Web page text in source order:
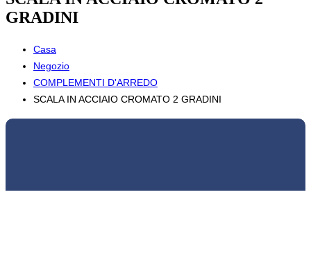
GRADINI
Casa
Negozio
COMPLEMENTI D'ARREDO
SCALA IN ACCIAIO CROMATO 2 GRADINI